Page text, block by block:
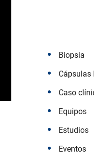
Biopsia
Caso
Equipos
Estudios
Eventos